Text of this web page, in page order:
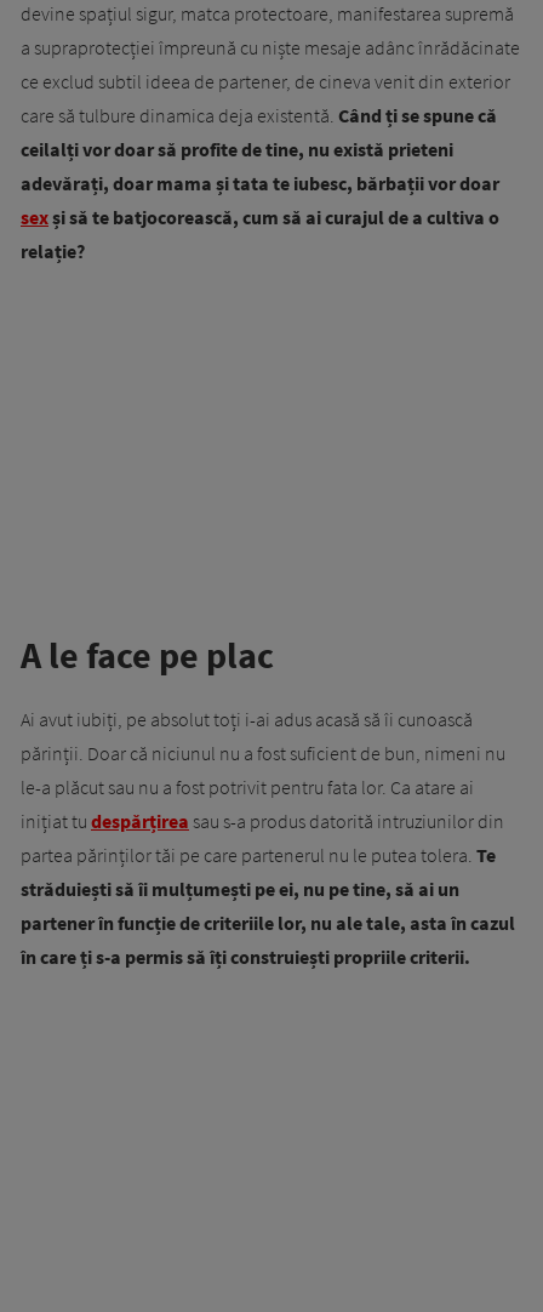
devine spațiul sigur, matca protectoare, manifestarea supremă
a supraprotecției împreună cu niște mesaje adânc înrădăcinate
ce exclud subtil ideea de partener, de cineva venit din exterior
care să tulbure dinamica deja existentă. Când ți se spune că
ceilalți vor doar să profite de tine, nu există prieteni
adevărați, doar mama și tata te iubesc, bărbații vor doar
sexși să te batjocorească, cum să ai curajul de a cultiva o
relație?
A le face pe plac
Ai avut iubiți, pe absolut toți i-ai adus acasă să îi cunoască
părinții. Doar că niciunul nu a fost suficient de bun, nimeni nu
le-a plăcut sau nu a fost potrivit pentru fata lor. Ca atare ai
inițiat tu despărțirea sau s-a produs datorită intruziunilor din
partea părinților tăi pe care partenerul nu le putea tolera. Te
străduiești să îi mulțumești pe ei, nu pe tine, să ai un
partener în funcție de criteriile lor, nu ale tale, asta în cazul
în care ți s-a permis să îți construiești propriile criterii.